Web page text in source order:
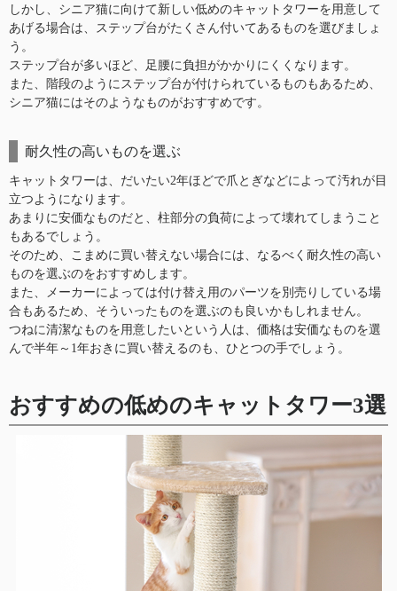
しかし、シニア猫に向けて新しい低めのキャットタワーを用意して
あげる場合は、ステップ台がたくさん付いてあるものを選びましょ
う。
ステップ台が多いほど、足腰に負担がかかりにくくなります。
また、階段のようにステップ台が付けられているものもあるため、
シニア猫にはそのようなものがおすすめです。
耐久性の高いものを選ぶ
キャットタワーは、だいたい2年ほどで爪とぎなどによって汚れが目
立つようになります。
あまりに安価なものだと、柱部分の負荷によって壊れてしまうこと
もあるでしょう。
そのため、こまめに買い替えない場合には、なるべく耐久性の高い
ものを選ぶのをおすすめします。
また、メーカーによっては付け替え用のパーツを別売りしている場
合もあるため、そういったものを選ぶのも良いかもしれません。
つねに清潔なものを用意したいという人は、価格は安価なものを選
んで半年～1年おきに買い替えるのも、ひとつの手でしょう。
おすすめの低めのキャットタワー3選